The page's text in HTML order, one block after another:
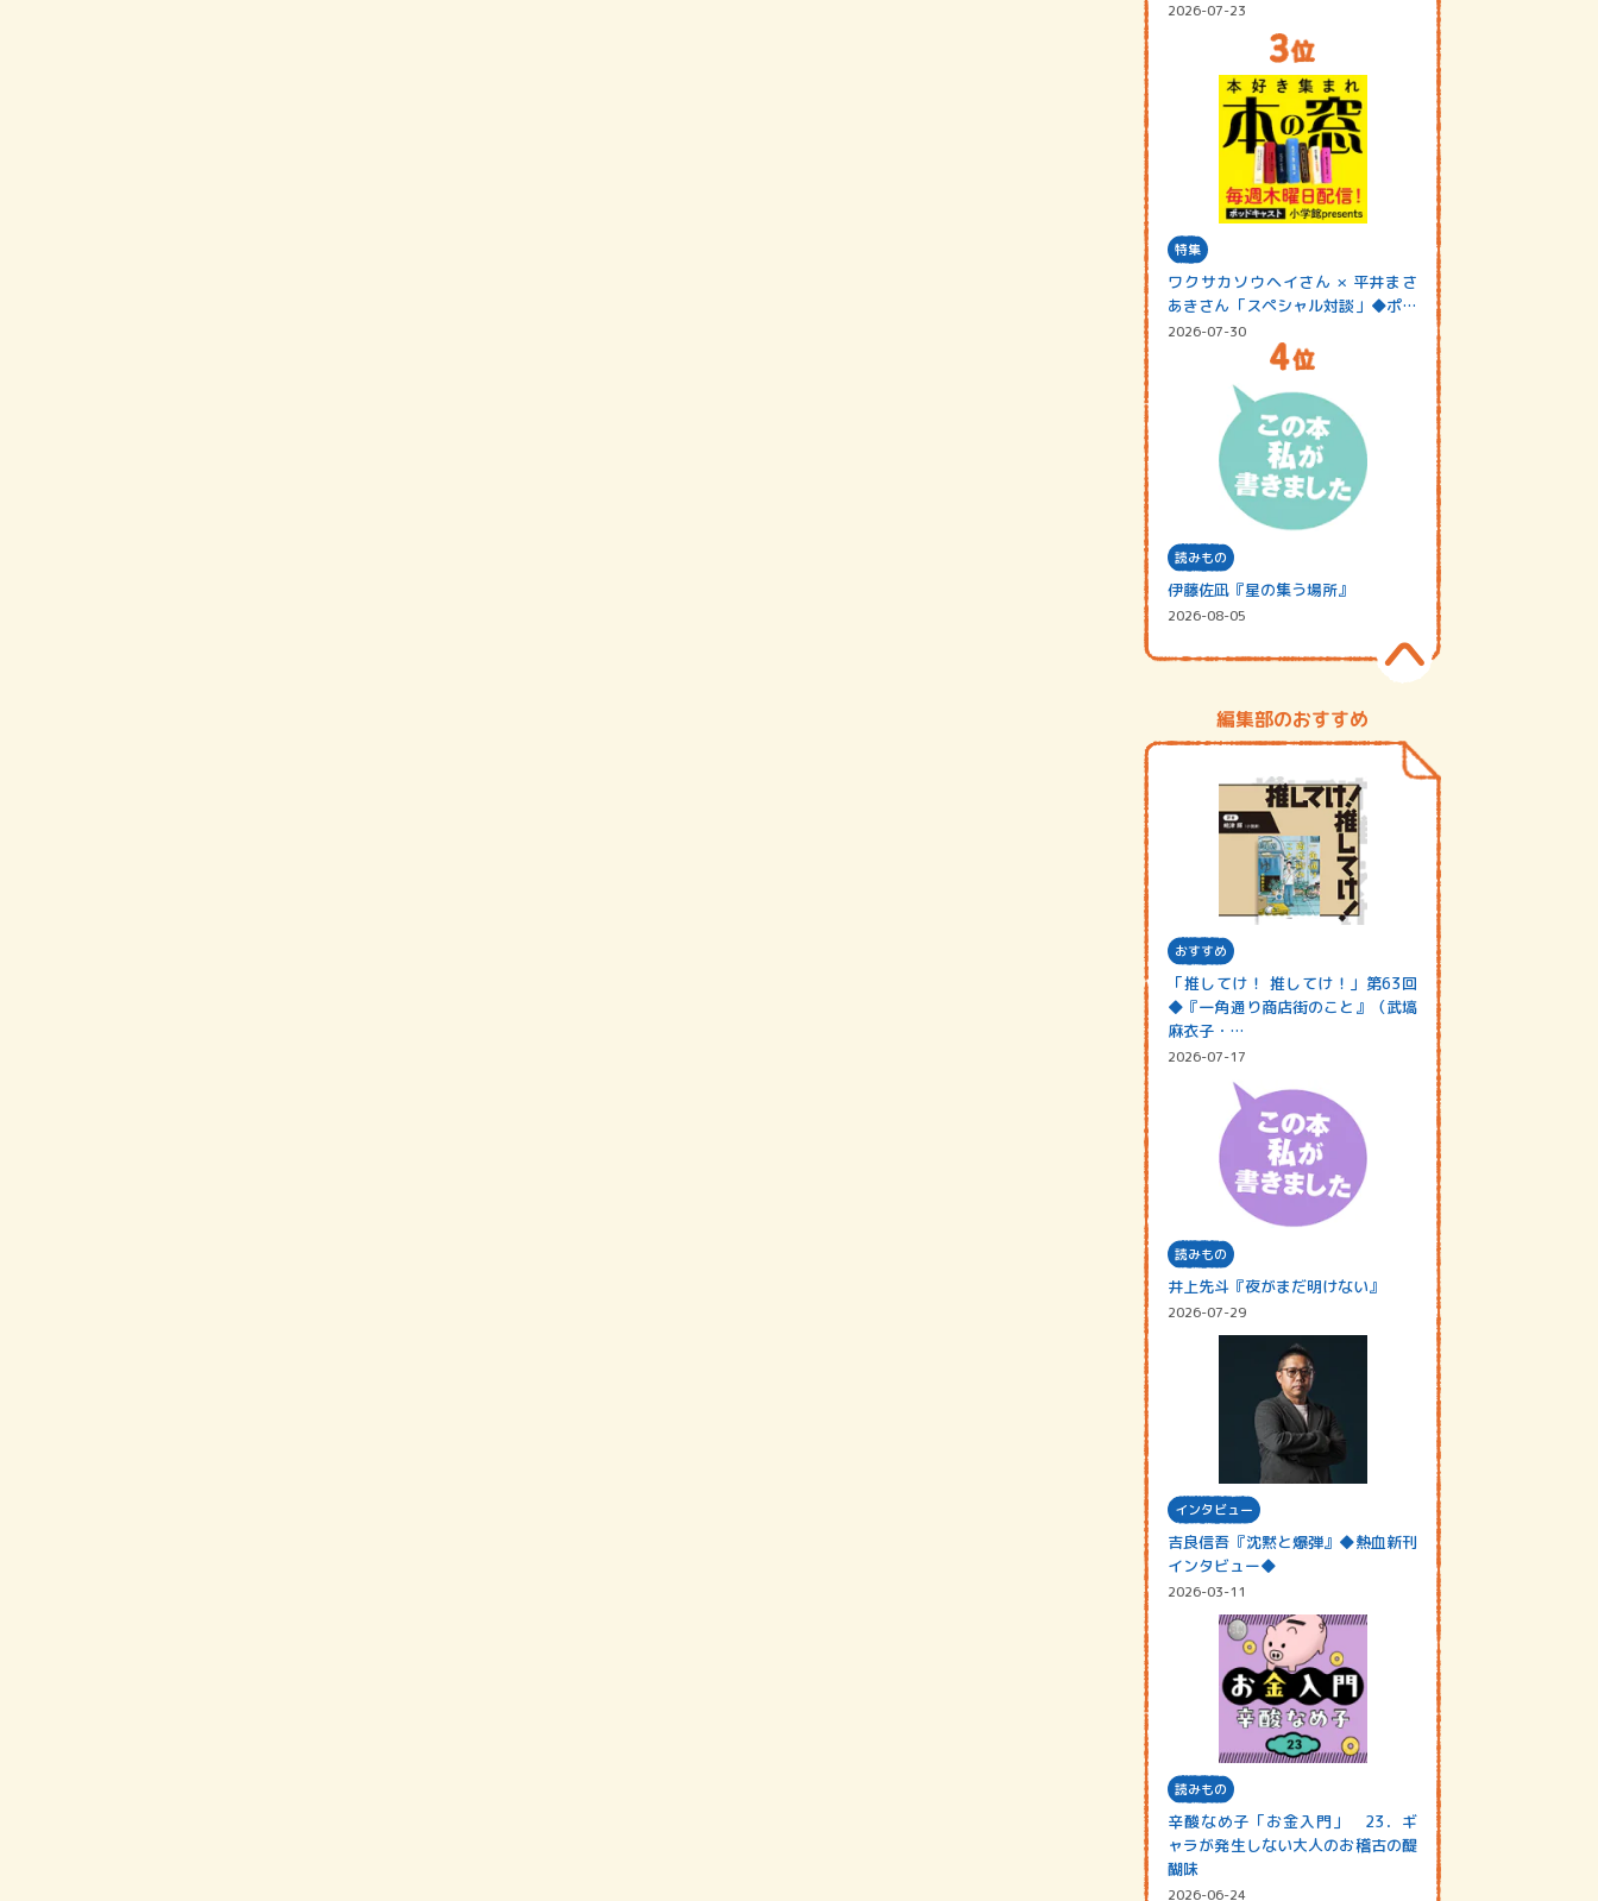
2026-07-23
特集
ワクサカソウヘイさん × 平井まさ
あきさん「スペシャル対談」◆ポッ
ドキャスト…
2026-07-30
読みもの
伊藤佐凪『星の集う場所』
2026-08-05
編集部のおすすめ
おすすめ
「推してけ！ 推してけ！」第63回
◆『一角通り商店街のこと』（武塙
麻衣子・…
2026-07-17
読みもの
井上先斗『夜がまだ明けない』
2026-07-29
インタビュー
吉良信吾『沈黙と爆弾』◆熱血新刊
インタビュー◆
2026-03-11
読みもの
辛酸なめ子「お金入門」 23．ギ
ャラが発生しない大人のお稽古の醍
醐味
2026-06-24